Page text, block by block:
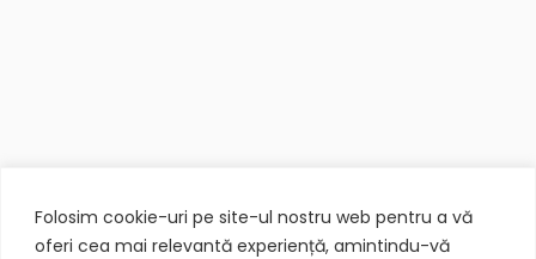
Folosim cookie-uri pe site-ul nostru web pentru a vă
oferi cea mai relevantă experiență, amintindu-vă